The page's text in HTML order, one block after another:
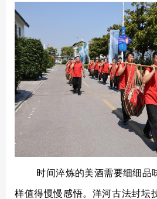
时间淬炼的美酒需要细细品
样值得慢慢感悟。洋河古法封坛